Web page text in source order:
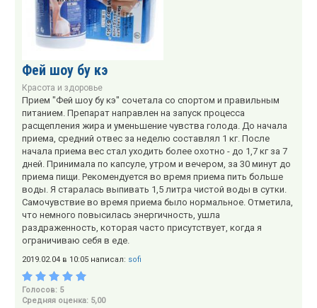
Фей шоу бу кэ
Красота и здоровье
Прием "Фей шоу бу кэ" сочетала со спортом и правильным
питанием. Препарат направлен на запуск процесса
расщепления жира и уменьшение чувства голода. До начала
приема, средний отвес за неделю составлял 1 кг. После
начала приема вес стал уходить более охотно - до 1,7 кг за 7
дней. Принимала по капсуле, утром и вечером, за 30 минут до
приема пищи. Рекомендуется во время приема пить больше
воды. Я старалась выпивать 1,5 литра чистой воды в сутки.
Самочувствие во время приема было нормальное. Отметила,
что немного повысилась энергичность, ушла
раздраженность, которая часто присутствует, когда я
ограничиваю себя в еде.
2019.02.04 в 10:05 написал: sofi
Голосов: 5
Средняя оценка: 5,00